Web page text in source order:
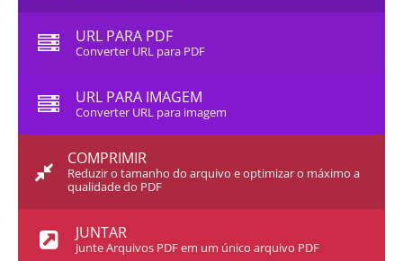
URL PARA PDF
Converter URL para PDF
URL PARA IMAGEM
Converter URL para imagem
COMPRIMIR
Reduzir o tamanho do arquivo e optimizar o máximo a
qualidade do PDF
JUNTAR
Junte Arquivos PDF em um único arquivo PDF